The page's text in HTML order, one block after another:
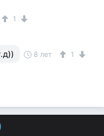
1
8 лет 1